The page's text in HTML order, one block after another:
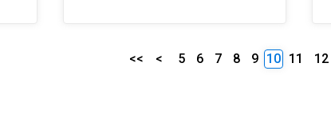
<< < 5 6 7 8 9 10 11 12